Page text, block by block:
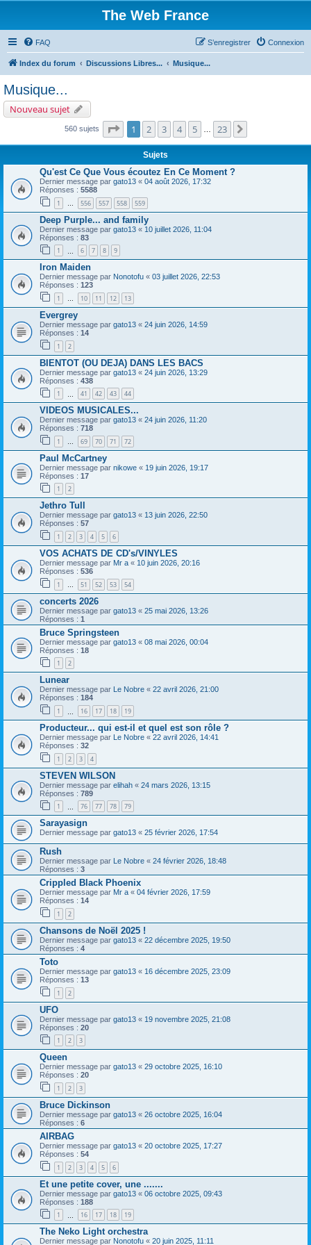
The Web France
FAQ Connexion
S’enregistrer
Index du forum Discussions Libres... Musique...
Musique...
Nouveau sujet
560 sujets Page sur23
1 2 3 4 5 23
Sujets
Qu'est Ce Que Vous écoutez En Ce Moment ?
Dernier message par gato13 « 04 août 2026, 17:32
Réponses : 5588
1 … 556 557 558 559
Deep Purple... and family
Dernier message par gato13 « 10 juillet 2026, 11:04
Réponses : 83
1 6 7 8 9
Iron Maiden
Dernier message par Nonotofu « 03 juillet 2026, 22:53
Réponses : 123
1 … 10 11 12 13
Evergrey
Dernier message par gato13 « 24 juin 2026, 14:59
Réponses : 14
1 2
BIENTOT (OU DEJA) DANS LES BACS
Dernier message par gato13 « 24 juin 2026, 13:29
Réponses : 438
1 41 42 43 44
VIDEOS MUSICALES...
Dernier message par gato13 « 24 juin 2026, 11:20
Réponses : 718
1 … 69 70 71 72
Paul McCartney
Dernier message par nikowe « 19 juin 2026, 19:17
Réponses : 17
1 2
Jethro Tull
Dernier message par gato13 « 13 juin 2026, 22:50
Réponses : 57
1 2 3 4 5 6
VOS ACHATS DE CD's/VINYLES
Dernier message par Mr a « 10 juin 2026, 20:16
Réponses : 536
1 … 51 52 53 54
concerts 2026
Dernier message par gato13 « 25 mai 2026, 13:26
Réponses : 1
Bruce Springsteen
Dernier message par gato13 « 08 mai 2026, 00:04
Réponses : 18
1 2
Lunear
Dernier message par Le Nobre « 22 avril 2026, 21:00
Réponses : 184
1 16 17 18 19
Producteur... qui est-il et quel est son rôle ?
Dernier message par Le Nobre « 22 avril 2026, 14:41
Réponses : 32
1 2 3 4
STEVEN WILSON
Dernier message par elihah « 24 mars 2026, 13:15
Réponses : 789
1 76 77 78 79
Sarayasign
Dernier message par gato13 « 25 février 2026, 17:54
Rush
Dernier message par Le Nobre « 24 février 2026, 18:48
Réponses : 3
Crippled Black Phoenix
Dernier message par Mr a « 04 février 2026, 17:59
Réponses : 14
1 2
Chansons de Noël 2025 !
Dernier message par gato13 « 22 décembre 2025, 19:50
Réponses : 4
Toto
Dernier message par gato13 « 16 décembre 2025, 23:09
Réponses : 13
1 2
UFO
Dernier message par gato13 « 19 novembre 2025, 21:08
Réponses : 20
1 2 3
Queen
Dernier message par gato13 « 29 octobre 2025, 16:10
Réponses : 20
1 2 3
Bruce Dickinson
Dernier message par gato13 « 26 octobre 2025, 16:04
Réponses : 6
AIRBAG
Dernier message par gato13 « 20 octobre 2025, 17:27
Réponses : 54
1 2 3 4 5 6
Et une petite cover, une .......
Dernier message par gato13 « 06 octobre 2025, 09:43
Réponses : 188
1 16 17 18 19
The Neko Light orchestra
Dernier message par Nonotofu « 20 juin 2025, 11:11